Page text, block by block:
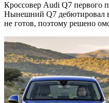
Кроссовер Audi Q7 первого
Нынешний Q7 дебютировал в
не готов, поэтому решено